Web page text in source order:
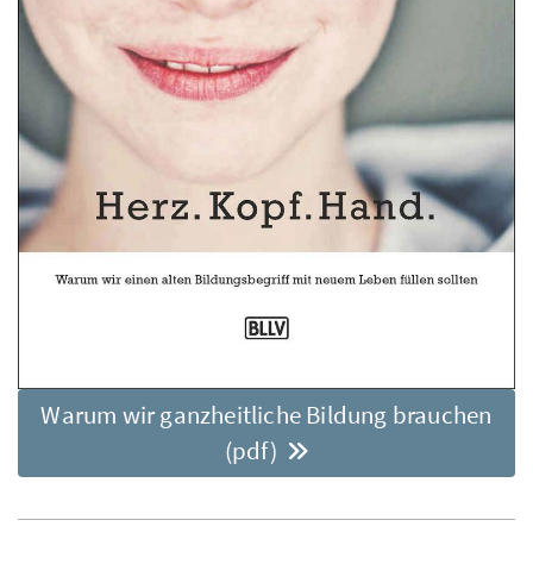
Warum wir ganzheitliche Bildung brauchen
(pdf)